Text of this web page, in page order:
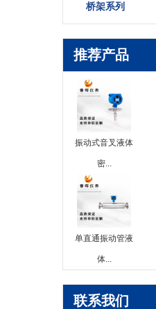
桥架系列
推荐产品
振动式音叉液体
密...
单直通振动管液
体...
联系我们